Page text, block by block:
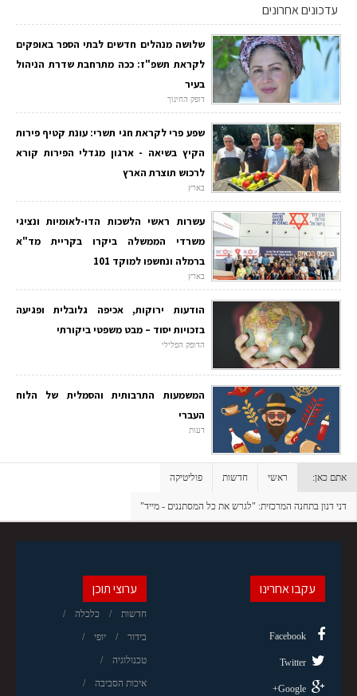
עדכונים אחרונים
שלושה מנהלים חדשים לבתי הספר באופקים
לקראת תשפ"ז: ככה מתרחבת שדרת הניהול
בעיר
דופק החינוך
שפע פרי לקראת חגי תשרי: עונת קטיף פירות
הקיץ בשיאה - ארגון מגדלי הפירות קורא
לרכוש תוצרת הארץ
בארץ
עשרות ראשי הלשכות הדו-לאומיות ונציגי
משרדי הממשלה ביקרו בקריית מד"א
ברמלה ונחשפו למוקד 101
בארץ
הודעות ירוקות, אכיפה גלובלית ופגיעה
בזכויות יסוד – מבט משפטי ביקורתי
הדופק הפלילי
המשמעות התרבותית והסמלית של הלוח
העברי
דעות
אתם כאן: ראשי חדשות פוליטיקה
דני דנון בתחנה המרכזית: "לגרש את כל המסתננים - מייד"
ערוצי תוכן
חדשות כלכלה
בידור יופי
טכנולוגיה
איכות הסביבה
עקבו אחרינו
Facebook
Twitter
Google+